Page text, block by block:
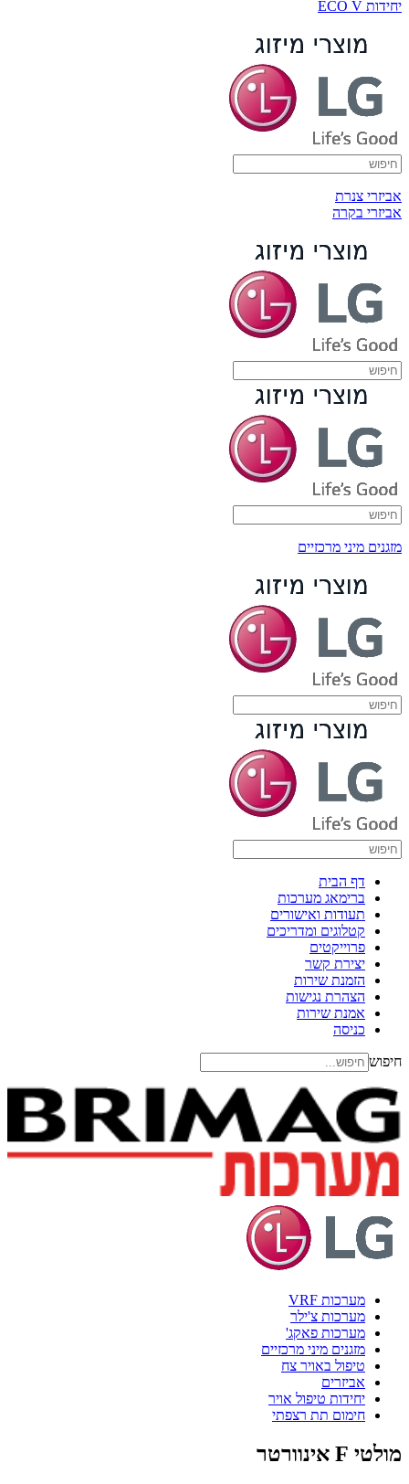
יחידות ECO V
אביזרי צנרת
אביזרי בקרה
מזגנים מיני מרכזיים
דף הבית
ברימאג מערכות
תעודות ואישורים
קטלוגים ומדריכים
פרוייקטים
יצירת קשר
הזמנת שירות
הצהרת נגישות
אמנת שירות
כניסה
חיפוש
מערכות VRF
מערכות צ'ילר
מערכות פאקג'
מזגנים מיני מרכזיים
טיפול באויר צח
אביזרים
יחידות טיפול אויר
חימום תת רצפתי
מולטי F אינוורטר